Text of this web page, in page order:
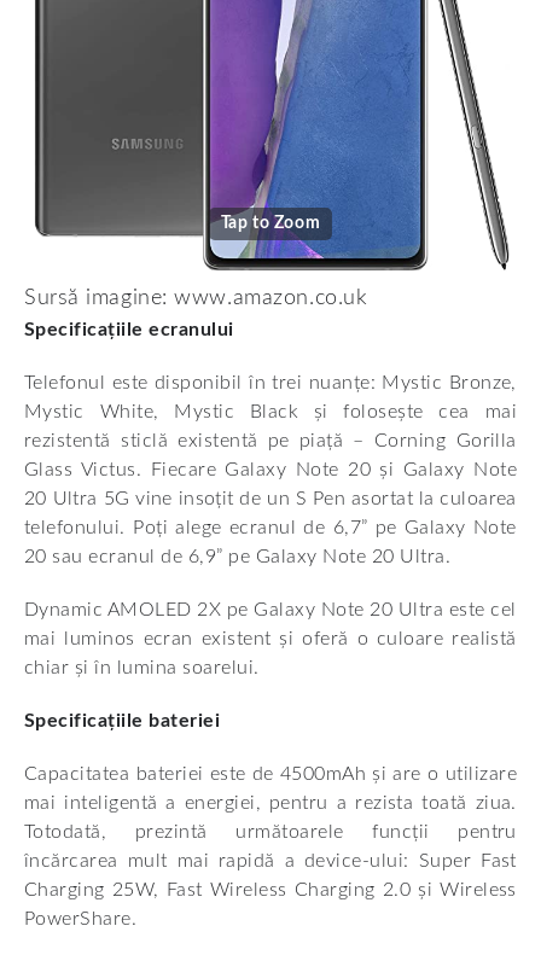
Tap to Zoom
Sursă imagine: www.amazon.co.uk
Specificațiile ecranului
Telefonul este disponibil în trei nuanțe: Mystic Bronze,
Mystic White, Mystic Black și folosește cea mai
rezistentă sticlă existentă pe piață – Corning Gorilla
Glass Victus. Fiecare Galaxy Note 20 și Galaxy Note
20 Ultra 5G vine insoțit de un S Pen asortat la culoarea
telefonului. Poți alege ecranul de 6,7” pe Galaxy Note
20 sau ecranul de 6,9” pe Galaxy Note 20 Ultra.
Dynamic AMOLED 2X pe Galaxy Note 20 Ultra este cel
mai luminos ecran existent și oferă o culoare realistă
chiar și în lumina soarelui.
Specificațiile bateriei
Capacitatea bateriei este de 4500mAh și are o utilizare
mai inteligentă a energiei, pentru a rezista toată ziua.
Totodată, prezintă următoarele funcții pentru
încărcarea mult mai rapidă a device-ului: Super Fast
Charging 25W, Fast Wireless Charging 2.0 și Wireless
PowerShare.